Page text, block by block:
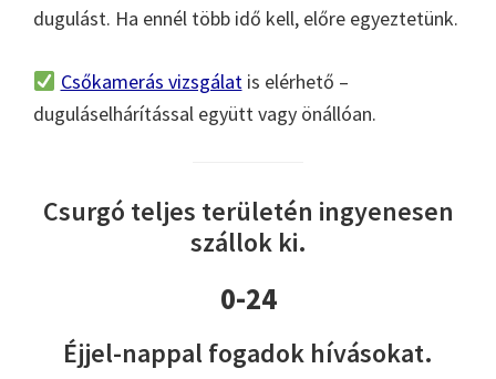
dugulást. Ha ennél több idő kell, előre egyeztetünk.
Csőkamerás vizsgálatis elérhető –
duguláselhárítással együtt vagy önállóan.
Csurgó teljes területén ingyenesen
szállok ki.
0-24
Éjjel-nappal fogadok hívásokat.